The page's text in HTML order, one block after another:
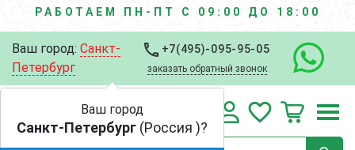
РАБОТАЕМ ПН-ПТ С 09:00 ДО 18:00
Ваш город: Санкт-
Петербург
+7(495)-095-95-05
заказать обратный звонок
Ваш город
Санкт-Петербург (Россия )?